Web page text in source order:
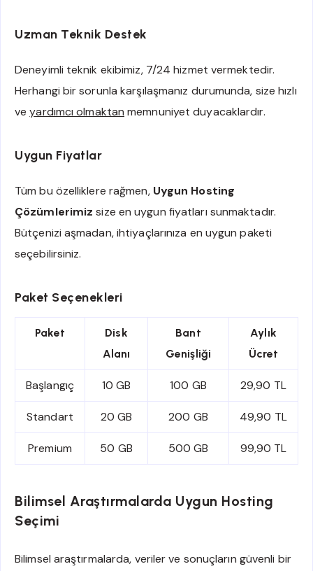
Uzman Teknik Destek
Deneyimli teknik ekibimiz, 7/24 hizmet vermektedir.
Herhangi bir sorunla karşılaşmanız durumunda, size hızlı
veyardımcı olmaktan memnuniyet duyacaklardır.
Uygun Fiyatlar
Tüm bu özelliklere rağmen, Uygun Hosting
Çözümlerimiz size en uygun fiyatları sunmaktadır.
Bütçenizi aşmadan, ihtiyaçlarınıza en uygun paketi
seçebilirsiniz.
Paket Seçenekleri
Paket
Disk
Alanı
Bant
Genişliği
Aylık
Ücret
Başlangıç 10 GB 100 GB 29,90 TL
Standart 20 GB 200 GB 49,90 TL
Premium 50 GB 500 GB 99,90 TL
Bilimsel Araştırmalarda Uygun Hosting
Seçimi
Bilimsel araştırmalarda, veriler ve sonuçların güvenli bir